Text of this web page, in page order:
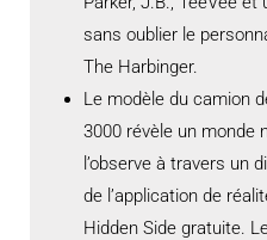
sans oublier le
The Harbinger.
Le modèle du camion
3000 révèle un monde
l’observe à travers un
de l’application de
Hidden Side gratuite.